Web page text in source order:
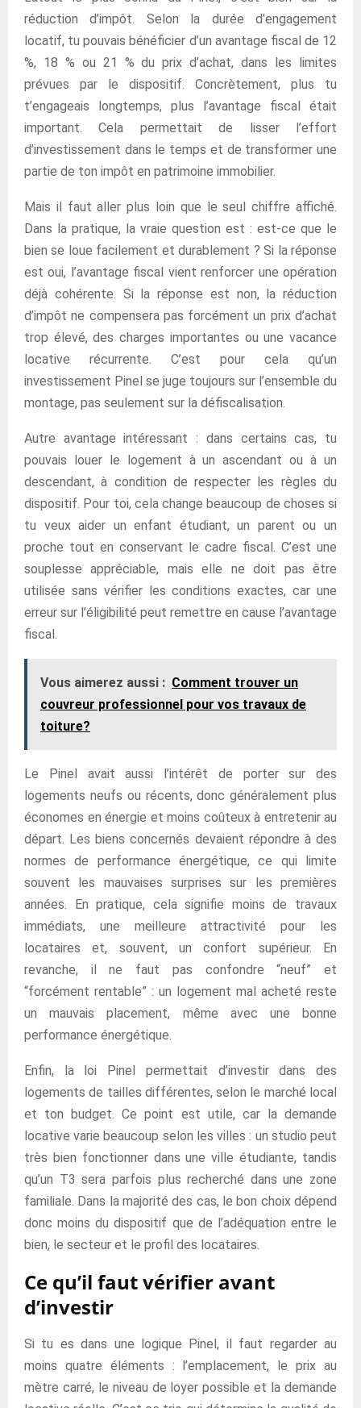
réduction d’impôt. Selon la durée d’engagement
locatif, tu pouvais bénéficier d’un avantage fiscal de 12
%, 18 % ou 21 % du prix d’achat, dans les limites
prévues par le dispositif. Concrètement, plus tu
t’engageais longtemps, plus l’avantage fiscal était
important. Cela permettait de lisser l’effort
d’investissement dans le temps et de transformer une
partie de ton impôt en patrimoine immobilier.
Mais il faut aller plus loin que le seul chiffre affiché.
Dans la pratique, la vraie question est : est-ce que le
bien se loue facilement et durablement ? Si la réponse
est oui, l’avantage fiscal vient renforcer une opération
déjà cohérente. Si la réponse est non, la réduction
d’impôt ne compensera pas forcément un prix d’achat
trop élevé, des charges importantes ou une vacance
locative récurrente. C’est pour cela qu’un
investissement Pinel se juge toujours sur l’ensemble du
montage, pas seulement sur la défiscalisation.
Autre avantage intéressant : dans certains cas, tu
pouvais louer le logement à un ascendant ou à un
descendant, à condition de respecter les règles du
dispositif. Pour toi, cela change beaucoup de choses si
tu veux aider un enfant étudiant, un parent ou un
proche tout en conservant le cadre fiscal. C’est une
souplesse appréciable, mais elle ne doit pas être
utilisée sans vérifier les conditions exactes, car une
erreur sur l’éligibilité peut remettre en cause l’avantage
fiscal.
Vous aimerez aussi : Comment trouver un
couvreur professionnel pour vos travaux de
toiture?
Le Pinel avait aussi l’intérêt de porter sur des
logements neufs ou récents, donc généralement plus
économes en énergie et moins coûteux à entretenir au
départ. Les biens concernés devaient répondre à des
normes de performance énergétique, ce qui limite
souvent les mauvaises surprises sur les premières
années. En pratique, cela signifie moins de travaux
immédiats, une meilleure attractivité pour les
locataires et, souvent, un confort supérieur. En
revanche, il ne faut pas confondre “neuf” et
“forcément rentable” : un logement mal acheté reste
un mauvais placement, même avec une bonne
performance énergétique.
Enfin, la loi Pinel permettait d’investir dans des
logements de tailles différentes, selon le marché local
et ton budget. Ce point est utile, car la demande
locative varie beaucoup selon les villes : un studio peut
très bien fonctionner dans une ville étudiante, tandis
qu’un T3 sera parfois plus recherché dans une zone
familiale. Dans la majorité des cas, le bon choix dépend
donc moins du dispositif que de l’adéquation entre le
bien, le secteur et le profil des locataires.
Ce qu’il faut vérifier avant
d’investir
Si tu es dans une logique Pinel, il faut regarder au
moins quatre éléments : l’emplacement, le prix au
mètre carré, le niveau de loyer possible et la demande